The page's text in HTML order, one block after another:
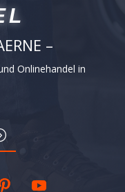
–
Onlinehandel in